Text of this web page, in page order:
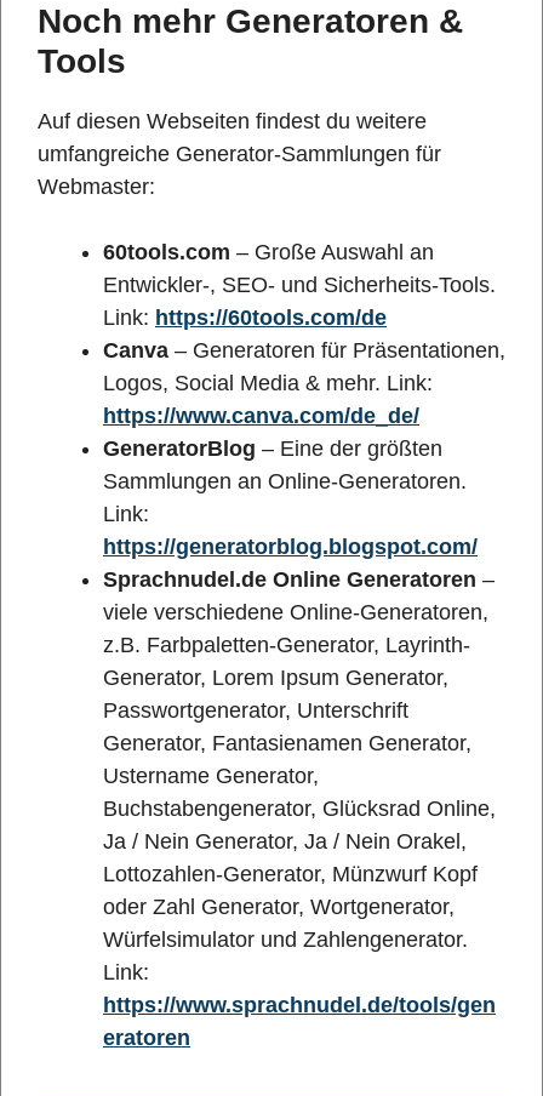
Noch mehr Generatoren &
Tools
Auf diesen Webseiten findest du weitere
umfangreiche Generator-Sammlungen für
Webmaster:
60tools.com – Große Auswahl an
Entwickler-, SEO- und Sicherheits-Tools.
Link: https://60tools.com/de
Canva – Generatoren für Präsentationen,
Logos, Social Media & mehr. Link:
https://www.canva.com/de_de/
GeneratorBlog – Eine der größten
Sammlungen an Online-Generatoren.
Link:
https://generatorblog.blogspot.com/
Sprachnudel.de Online Generatoren –
viele verschiedene Online-Generatoren,
z.B. Farbpaletten-Generator, Layrinth-
Generator, Lorem Ipsum Generator,
Passwortgenerator, Unterschrift
Generator, Fantasienamen Generator,
Ustername Generator,
Buchstabengenerator, Glücksrad Online,
Ja / Nein Generator, Ja / Nein Orakel,
Lottozahlen-Generator, Münzwurf Kopf
oder Zahl Generator, Wortgenerator,
Würfelsimulator und Zahlengenerator.
Link:
https://www.sprachnudel.de/tools/gen
eratoren